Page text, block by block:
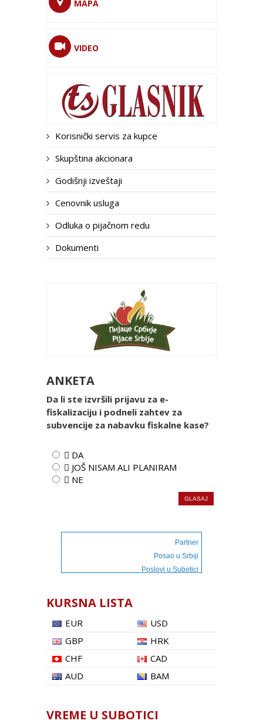
MAPA
VIDEO
Korisnički servis za kupce
Skupština akcionara
Godišnji izveštaji
Cenovnik usluga
Odluka o pijačnom redu
Dokumenti
ANKETA
Da li ste izvršili prijavu za e-
fiskalizaciju i podneli zahtev za
subvencije za nabavku fiskalne kase?
 DA
 JOŠ NISAM ALI PLANIRAM
 NE
Partner
Posao u Srbiji
Poslovi u Subotici
KURSNA LISTA
EUR
USD
GBP
HRK
CHF
CAD
AUD
BAM
VREME U SUBOTICI